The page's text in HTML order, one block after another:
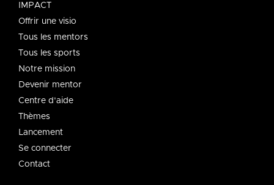
IMPACT
Offrir une visio
Tous les mentors
Tous les sports
Notre mission
Devenir mentor
Centre d'aide
Thèmes
Lancement
Se connecter
Contact